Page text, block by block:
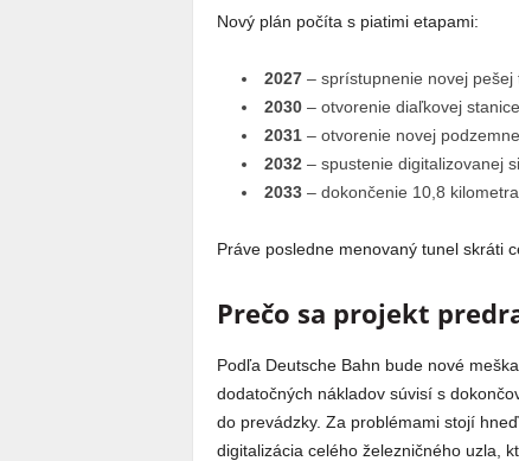
Nový plán počíta s piatimi etapami:
2027– sprístupnenie novej pešej
2030– otvorenie diaľkovej
2031– otvorenie novej
2032– spustenie digitalizovanej
2033– dokončenie 10,8
Práve posledne menovaný tunel skráti
Prečo sa projekt
Podľa Deutsche Bahn bude nové
dodatočných nákladov súvisí s
do prevádzky. Za problémami stojí
digitalizácia celého železničného uzla,